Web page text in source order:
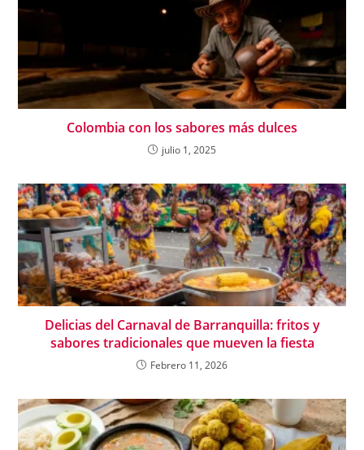
Colombia con los sabores más dulces
julio 1, 2025
Delicias del Carnaval de Barranquilla: fritos y
sabores tradicionales que mueven la fiesta
Febrero 11, 2026